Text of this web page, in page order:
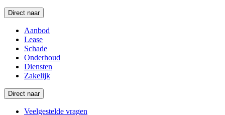
Direct naar
Aanbod
Lease
Schade
Onderhoud
Diensten
Zakelijk
Direct naar
Veelgestelde vragen